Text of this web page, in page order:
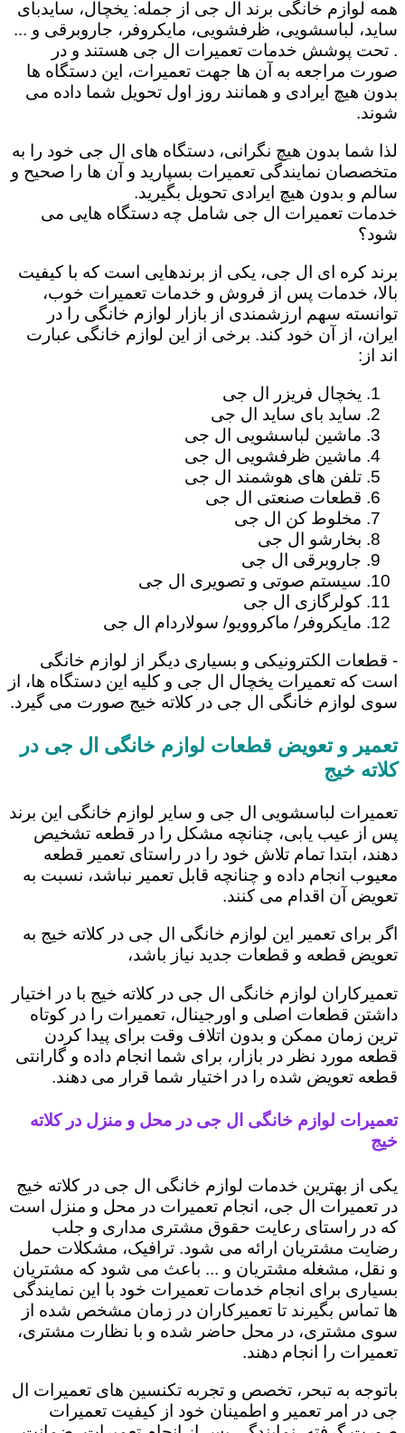
همه لوازم خانگی برند ال جی از جمله: یخچال، سایدبای
ساید، لباسشویی، ظرفشویی، مایکروفر، جاروبرقی و ...
. تحت پوشش خدمات تعمیرات ال جی هستند و در
صورت مراجعه به آن ها جهت تعمیرات، این دستگاه ها
بدون هیچ ایرادی و همانند روز اول تحویل شما داده می
شوند.
لذا شما بدون هیچ نگرانی، دستگاه های ال جی خود را به
متخصصان نمایندگی تعمیرات بسپارید و آن ها را صحیح و
سالم و بدون هیچ ایرادی تحویل بگیرید.
خدمات تعمیرات ال جی شامل چه دستگاه هایی می
شود؟
برند کره ای ال جی، یکی از برندهایی است که با کیفیت
بالا، خدمات پس از فروش و خدمات تعمیرات خوب،
توانسته سهم ارزشمندی از بازار لوازم خانگی را در
ایران، از آن خود کند. برخی از این لوازم خانگی عبارت
اند از:
یخچال فریزر ال جی
ساید بای ساید ال جی
ماشین لباسشویی ال جی
ماشین ظرفشویی ال جی
تلفن های هوشمند ال جی
قطعات صنعتی ال جی
مخلوط کن ال جی
بخارشو ال جی
جاروبرقی ال جی
سیستم صوتی و تصویری ال جی
کولرگازی ال جی
مایکروفر/ ماکروویو/ سولاردام ال جی
- قطعات الکترونیکی و بسیاری دیگر از لوازم خانگی
است که تعمیرات یخچال ال جی و کلیه این دستگاه ها، از
سوی لوازم خانگی ال جی در کلاته خیج صورت می گیرد.
تعمیر و تعویض قطعات لوازم خانگی ال جی در
کلاته خیج
تعمیرات لباسشویی ال جی و سایر لوازم خانگی این برند
پس از عیب یابی، چنانچه مشکل را در قطعه تشخیص
دهند، ابتدا تمام تلاش خود را در راستای تعمیر قطعه
معیوب انجام داده و چنانچه قابل تعمیر نباشد، نسبت به
تعویض آن اقدام می کنند.
اگر برای تعمیر این لوازم خانگی ال جی در کلاته خیج به
تعویض قطعه و قطعات جدید نیاز باشد،
تعمیرکاران لوازم خانگی ال جی در کلاته خیج با در اختیار
داشتن قطعات اصلی و اورجینال، تعمیرات را در کوتاه
ترین زمان ممکن و بدون اتلاف وقت برای پیدا کردن
قطعه مورد نظر در بازار، برای شما انجام داده و گارانتی
قطعه تعویض شده را در اختیار شما قرار می دهند.
تعمیرات لوازم خانگی ال جی در محل و منزل در کلاته
خیج
یکی از بهترین خدمات لوازم خانگی ال جی در کلاته خیج
در تعمیرات ال جی، انجام تعمیرات در محل و منزل است
که در راستای رعایت حقوق مشتری مداری و جلب
رضایت مشتریان ارائه می شود. ترافیک، مشکلات حمل
و نقل، مشغله مشتریان و ... باعث می شود که مشتریان
بسیاری برای انجام خدمات تعمیرات خود با این نمایندگی
ها تماس بگیرند تا تعمیرکاران در زمان مشخص شده از
سوی مشتری، در محل حاضر شده و با نظارت مشتری،
تعمیرات را انجام دهند.
باتوجه به تبحر، تخصص و تجربه تکنسین های تعمیرات ال
جی در امر تعمیر و اطمینان خود از کیفیت تعمیرات